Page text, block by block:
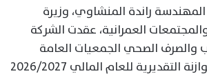
راندة المنشاوي، وزيرة
العمرانية، عقدت الشركة
والصرف الصحي الجمعيات العامة
العادية لاعتماد الموازنة التقديرية للعام المالي 2026/2027